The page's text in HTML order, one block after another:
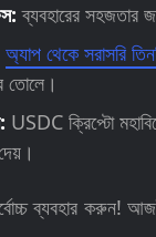
ব্যবহারের সহজতার
অ্যাপ থেকে সরাসরি
তোলে।
USDC ক্রিপ্টো
ব্যবহার করুন!